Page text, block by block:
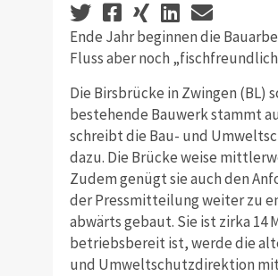
Ende Jahr beginnen die
Fluss aber noch
Die Birsbrücke in Zwingen (BL)
bestehende Bauwerk stammt
schreibt die Bau- und
dazu. Die Brücke weise
Zudem genügt sie auch den
der Pressmitteilung weiter zu
abwärts gebaut. Sie ist zirka 14
betriebsbereit ist, werde die
und Umweltschutzdirektion